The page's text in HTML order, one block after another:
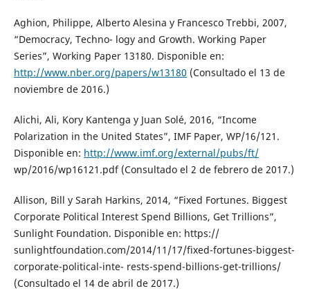
Aghion, Philippe, Alberto Alesina y Francesco Trebbi, 2007,
“Democracy, Techno- logy and Growth. Working Paper
Series”, Working Paper 13180. Disponible en:
http://www.nber.org/papers/w13180 (Consultado el 13 de
noviembre de 2016.)
Alichi, Ali, Kory Kantenga y Juan Solé, 2016, “Income
Polarization in the United States”, IMF Paper, WP/16/121.
Disponible en: http://www.imf.org/external/pubs/ft/
wp/2016/wp16121.pdf (Consultado el 2 de febrero de 2017.)
Allison, Bill y Sarah Harkins, 2014, “Fixed Fortunes. Biggest
Corporate Political Interest Spend Billions, Get Trillions”,
Sunlight Foundation. Disponible en: https://
sunlightfoundation.com/2014/11/17/fixed-fortunes-biggest-
corporate-political-inte- rests-spend-billions-get-trillions/
(Consultado el 14 de abril de 2017.)